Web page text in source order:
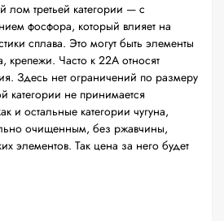
лом третьей категории — с
фосфора, который влияет на
сплава. Это могут быть элементы
крепежи. Часто к 22А относят
Здесь нет ограничений по размеру
категории не принимается
и остальные категории чугуна,
очищенным, без ржавчины,
элементов. Так цена за него будет